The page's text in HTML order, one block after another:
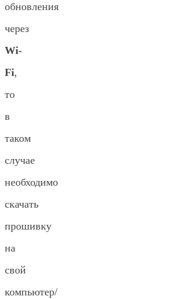
обновления
через
Wi-
Fi,
то
в
таком
случае
необходимо
скачать
прошивку
на
свой
компьютер/